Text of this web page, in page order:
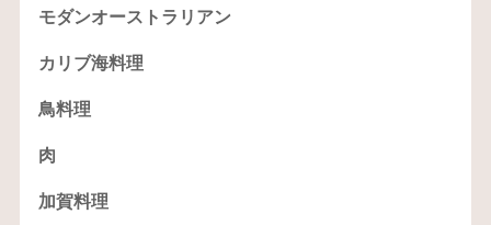
モダンオーストラリアン
カリブ海料理
鳥料理
肉
加賀料理